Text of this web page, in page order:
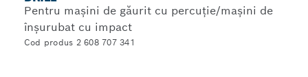
Pentru mașini de găurit cu percuție/mașini de
înșurubat cu impact
Cod produs 2 608 707 341